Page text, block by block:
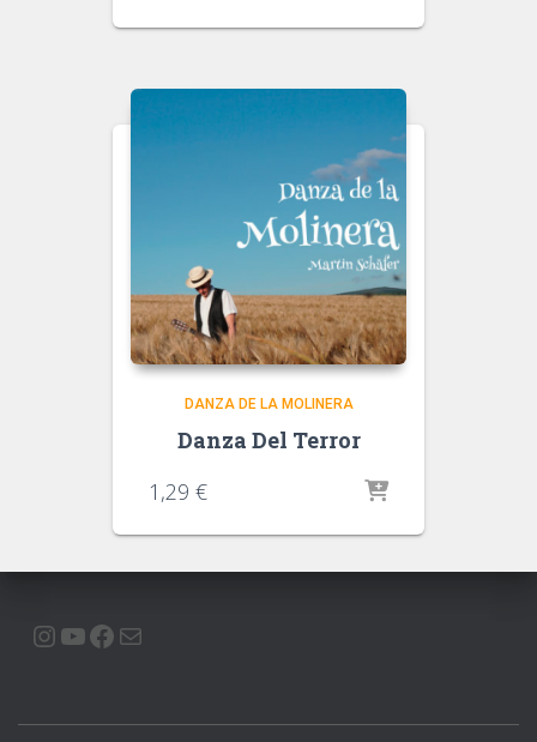
DANZA DE LA MOLINERA
Danza Del Terror
1,29 €
INSTAGRAM YOUTUBE FACEBOOK